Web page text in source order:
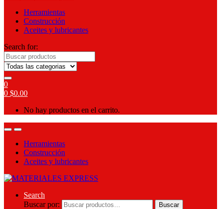
Herramientas
Construcción
Aceites y lubricantes
Search for:
0
0 $0.00
No hay productos en el carrito.
Herramientas
Construcción
Aceites y lubricantes
Search
Buscar por:
Buscar